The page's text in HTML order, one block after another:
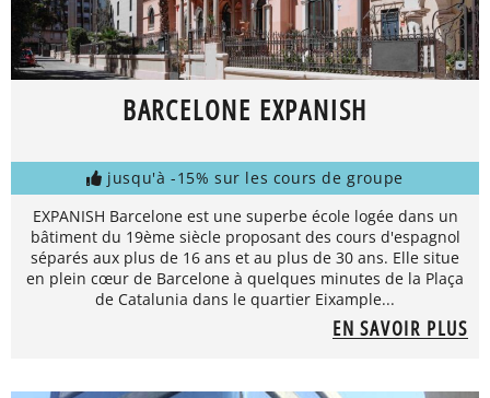
BARCELONE EXPANISH
jusqu'à -15% sur les cours de groupe
EXPANISH Barcelone est une superbe école logée dans un
bâtiment du 19ème siècle proposant des cours d'espagnol
séparés aux plus de 16 ans et au plus de 30 ans. Elle situe
en plein cœur de Barcelone à quelques minutes de la Plaça
de Catalunia dans le quartier Eixample...
EN SAVOIR PLUS